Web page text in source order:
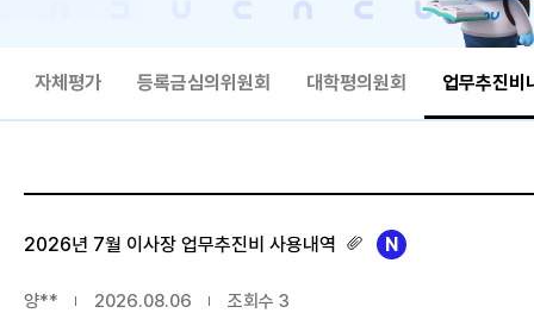
자체평가 등록금심의위원회 대학평의원회 업무추진비
2026년 7월 이사장 업무추진비 사용내역
양** 2026.08.06 조회수 3